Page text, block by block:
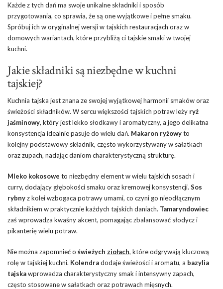
Każde z tych dań ma swoje unikalne składniki i sposób
przygotowania, co sprawia, że są one wyjątkowe i pełne smaku.
Spróbuj ich w oryginalnej wersji w tajskich restauracjach oraz w
domowych wariantach, które przybliżą ci tajskie smaki w twojej
kuchni.
Jakie składniki są niezbędne w kuchni
tajskiej?
Kuchnia tajska jest znana ze swojej wyjątkowej harmonii smaków oraz
świeżości składników. W sercu większości tajskich potraw leży ryż
jaśminowy, który jest lekko słodkawy i aromatyczny, a jego delikatna
konsystencja idealnie pasuje do wielu dań. Makaron ryżowyto
kolejny podstawowy składnik, często wykorzystywany w sałatkach
oraz zupach, nadając daniom charakterystyczną strukturę.
Mleko kokosowe to niezbędny element w wielu tajskich sosach i
curry, dodający głębokości smaku oraz kremowej konsystencji. Sos
rybnyz kolei wzbogaca potrawy umami, co czyni go nieodłącznym
składnikiem w praktycznie każdych tajskich daniach. Tamaryndowiec
zaś wprowadza kwaśny akcent, pomagając zbalansować słodycz i
pikanterię wielu potraw.
Nie można zapomnieć o świeżych ziołach, które odgrywają kluczową
rolę w tajskiej kuchni. Kolendradodaje świeżości i aromatu, a bazylia
tajskawprowadza charakterystyczny smak i intensywny zapach,
często stosowane w sałatkach oraz potrawach mięsnych.